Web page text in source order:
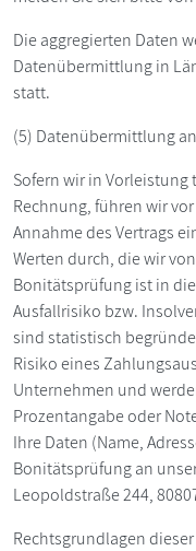
Die aggregierten Daten
Datenübermittlung in
statt.
(5) Datenübermittlung an
Sofern wir in Vorleistung
Rechnung, führen wir
Annahme des Vertrags
Werten durch, die wir
Bonitätsprüfung ist in
Ausfallrisiko bzw.
sind statistisch
Risiko eines
Unternehmen und
Prozentangabe oder
Ihre Daten (Name,
Bonitätsprüfung an
Leopoldstraße 244,
Rechtsgrundlagen